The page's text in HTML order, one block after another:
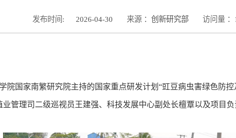
发布时间: 2026-04-30 来源 ：创新研究部 访问量 ：
院国家南繁研究院主持的国家重点研发计划“豇豆病虫害绿色防
管理司二级巡视员王建强、科技发展中心副处长檀覃以及项目